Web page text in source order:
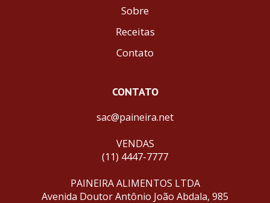
Sobre
Receitas
Contato
CONTATO
sac@paineira.net
VENDAS
(11) 4447-7777
PAINEIRA ALIMENTOS LTDA
Avenida Doutor Antônio João Abdala, 985